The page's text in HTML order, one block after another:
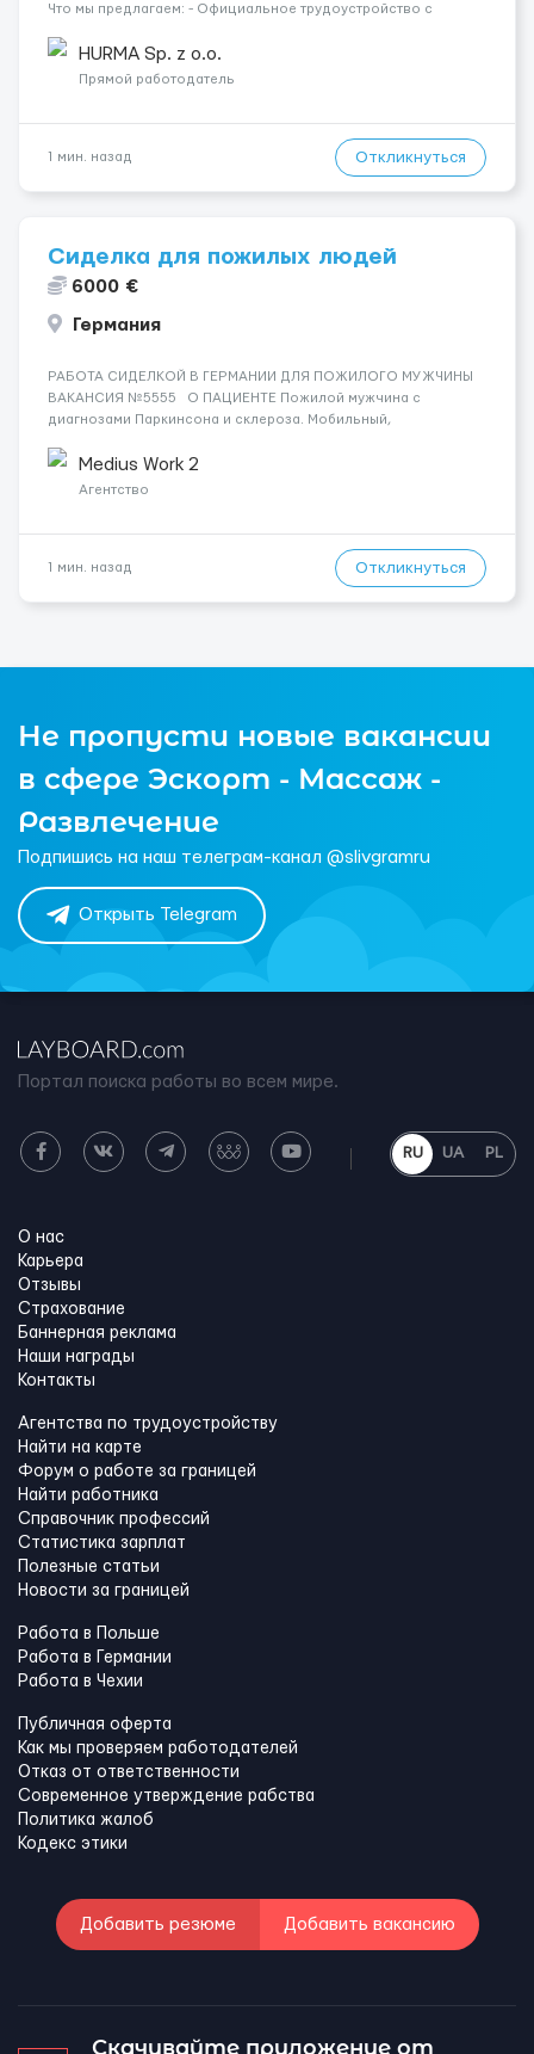
Что мы предлагаем: - Официальное трудоустройство с
получения вида на жительство. - График работы: с
понедельника по субботу по 10...
HURMA Sp. z o.o.
Прямой работодатель
1 мин. назад Откликнуться
Сиделка для пожилых людей
6000 €
Германия
РАБОТА СИДЕЛКОЙ В ГЕРМАНИИ ДЛЯ ПОЖИЛОГО МУЖЧИНЫ
ВАКАНСИЯ №5555 О ПАЦИЕНТЕ Пожилой мужчина с
диагнозами Паркинсона и склероза. Мобильный,
стабильный, без пробуждений. УХОД И ПОВСЕДНЕВНЫЕ
ЗАДАЧИ Ежедневный уход, п...
Medius Work 2
Агентство
1 мин. назад Откликнуться
Не пропусти новые вакансии
в сфере Эскорт - Массаж -
Развлечение
Подпишись на наш телеграм-канал @slivgramru
Открыть Telegram
Портал поиска работы во всем мире.
RU UA PL
О нас
Карьера
Отзывы
Страхование
Баннерная реклама
Наши награды
Контакты
Агентства по трудоустройству
Найти на карте
Форум о работе за границей
Найти работника
Справочник профессий
Статистика зарплат
Полезные статьи
Новости за границей
Работа в Польше
Работа в Германии
Работа в Чехии
Публичная оферта
Как мы проверяем работодателей
Отказ от ответственности
Современное утверждение рабства
Политика жалоб
Кодекс этики
Добавить резюме Добавить вакансию
Скачивайте приложение от